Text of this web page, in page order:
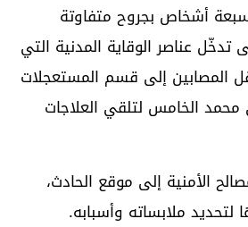
أشخاص بجروح متفاوتة
عناصر الوقاية المدنية التي
المصابين إلى قسم المستعجلات
الخامس لتلقي العلاجات
الأمنية إلى موقع الحادث،
ملابساته وأسبابه.